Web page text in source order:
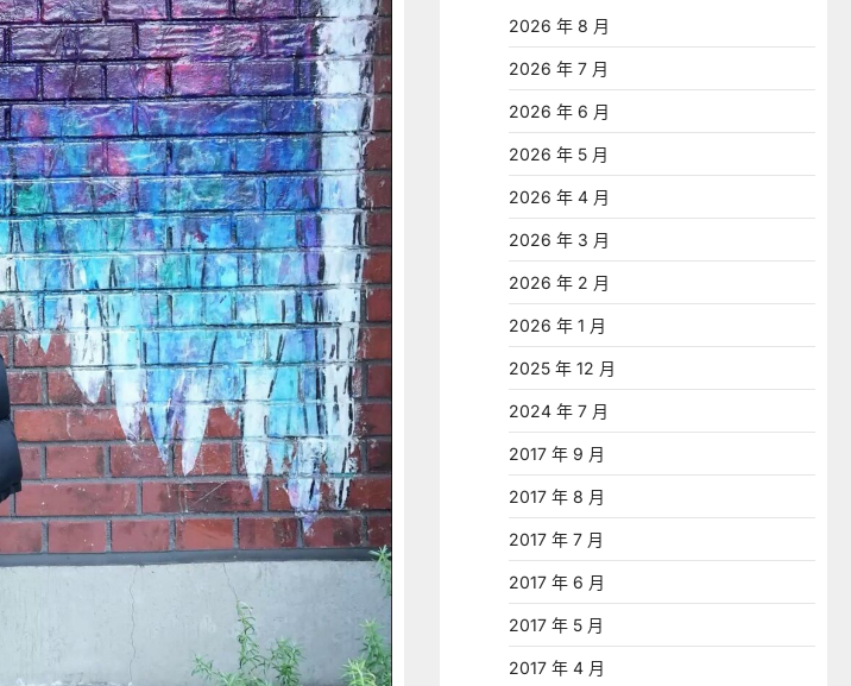
2026 年 8 月
2026 年 7 月
2026 年 6 月
2026 年 5 月
2026 年 4 月
2026 年 3 月
2026 年 2 月
2026 年 1 月
2025 年 12 月
2024 年 7 月
2017 年 9 月
2017 年 8 月
2017 年 7 月
2017 年 6 月
2017 年 5 月
2017 年 4 月